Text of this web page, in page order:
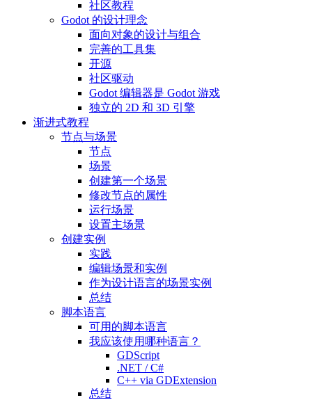
社区教程
Godot 的设计理念
面向对象的设计与组合
完善的工具集
开源
社区驱动
Godot 编辑器是 Godot 游戏
独立的 2D 和 3D 引擎
渐进式教程
节点与场景
节点
场景
创建第一个场景
修改节点的属性
运行场景
设置主场景
创建实例
实践
编辑场景和实例
作为设计语言的场景实例
总结
脚本语言
可用的脚本语言
我应该使用哪种语言？
GDScript
.NET / C#
C++ via GDExtension
总结